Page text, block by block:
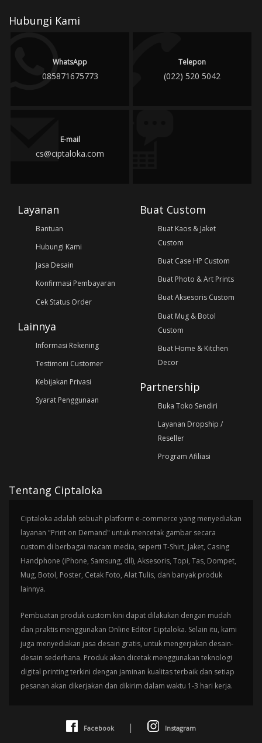
Hubungi Kami
WhatsApp
085871675773
Telepon
(022) 520 5042
E-mail
cs@ciptaloka.com
Layanan
Bantuan
Hubungi Kami
Jasa Desain
Konfirmasi Pembayaran
Cek Status Order
Lainnya
Informasi Rekening
Testimoni Customer
Kebijakan Privasi
Syarat Penggunaan
Buat Custom
Buat Kaos & Jaket
Custom
Buat Case HP Custom
Buat Photo & Art Prints
Buat Aksesoris Custom
Buat Mug & Botol
Custom
Buat Home & Kitchen
Decor
Partnership
Buka Toko Sendiri
Layanan Dropship /
Reseller
Program Afiliasi
Tentang Ciptaloka
Ciptaloka adalah sebuah platform e-commerce yang menyediakan
layanan "Print on Demand" untuk mencetak gambar secara
custom di berbagai macam media, seperti T-Shirt, Jaket, Casing
Handphone (iPhone, Samsung, dll), Aksesoris, Topi, Tas, Dompet,
Mug, Botol, Poster, Cetak Foto, Alat Tulis, dan banyak produk
lainnya.
Pembuatan produk custom kini dapat dilakukan dengan mudah
dan praktis menggunakan Online Editor Ciptaloka. Selain itu, kami
juga menyediakan jasa desain gratis, untuk mengerjakan desain-
desain sederhana. Produk akan dicetak menggunakan teknologi
digital printing terkini dengan jaminan kualitas terbaik dan setiap
pesanan akan dikerjakan dan dikirim dalam waktu 1-3 hari kerja.
Facebook | Instagram